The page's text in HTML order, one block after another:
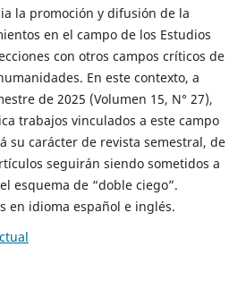
la promoción y difusión de la
en el campo de los Estudios
con otros campos críticos de
En este contexto, a
de 2025 (Volumen 15, N° 27),
trabajos vinculados a este campo
su carácter de revista semestral, de
seguirán siendo sometidos a
esquema de “doble ciego”.
en idioma español e inglés.